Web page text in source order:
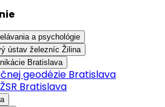
a psychológie
ústav železníc Žilina
Bratislava
geodézie Bratislava
Bratislava